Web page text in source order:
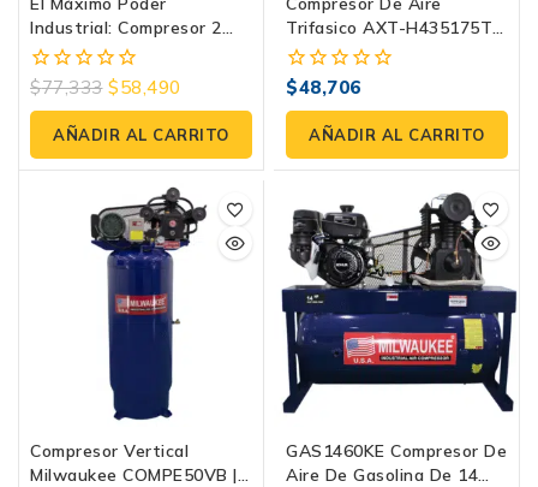
Industrial: Compresor 2
Etapas E460ME1000-500
De Evans
0
fuera
5
$77,333 $58,490
AÑADIR AL CARRITO
Trifasico AXT-H435175T
¡Atienda Todas Sus
Necesidades De Aire
Comprimido!
0
fuera
5
$48,706
AÑADIR AL CARRITO
Compresor Vertical
Milwaukee COMPE50VB |
GAS1460KE Compresor De
Aire De Gasolina De 14